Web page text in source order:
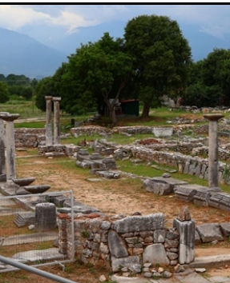
διαβίωσης ΑμΕΑ στη Δράμα --